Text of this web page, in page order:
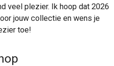
veel plezier. Ik hoop dat 2026
jouw collectie en wens je
toe!